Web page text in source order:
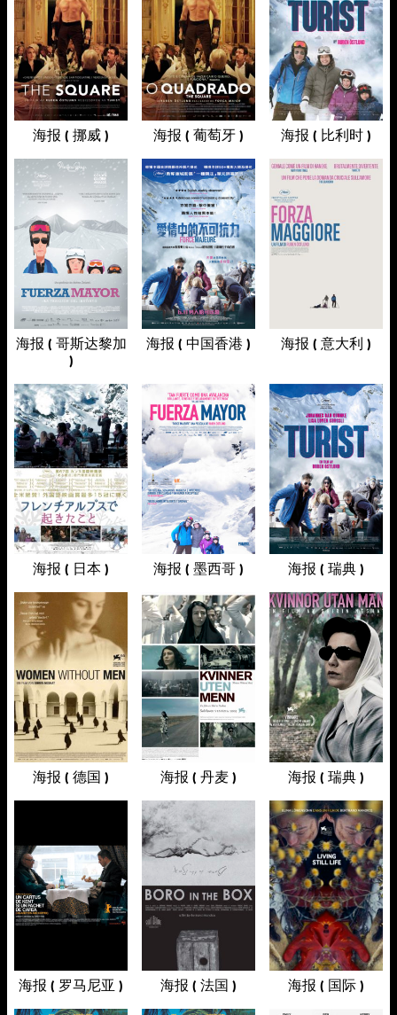
海报 ( 挪威 ) 海报 ( 葡萄牙 ) 海报 ( 比利时 )
海报 ( 哥斯达黎加
)
海报 ( 中国香港 ) 海报 ( 意大利 )
海报 ( 日本 ) 海报 ( 墨西哥 ) 海报 ( 瑞典 )
海报 ( 德国 ) 海报 ( 丹麦 ) 海报 ( 瑞典 )
海报 ( 罗马尼亚 ) 海报 ( 法国 ) 海报 ( 国际 )